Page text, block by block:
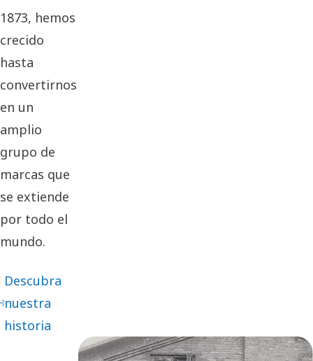
1873, hemos
crecido
hasta
convertirnos
en un
amplio
grupo de
marcas que
se extiende
por todo el
mundo.
Descubra
nuestra
historia